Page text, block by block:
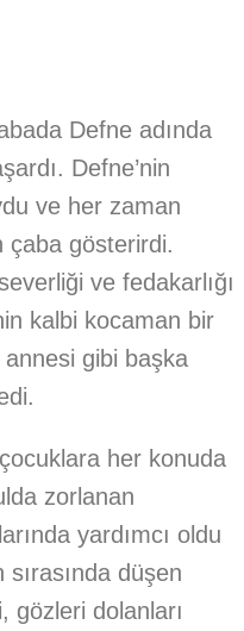
Defne adında
Defne’nin
ve her zaman
çaba gösterirdi.
ve fedakarlığı
kalbi kocaman bir
gibi başka
her konuda
zorlanan
yardımcı oldu
düşen
gözleri dolanları